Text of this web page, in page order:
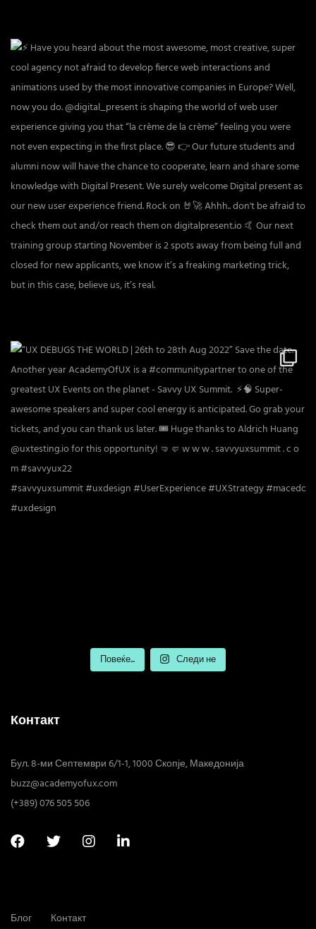
Повеќе... Следи не
Контакт
Бул. 8-ми Септември 6/1-1, 1000 Скопје, Македонија
buzz@academyofux.com
(+389) 076 505 506
Блог Контакт